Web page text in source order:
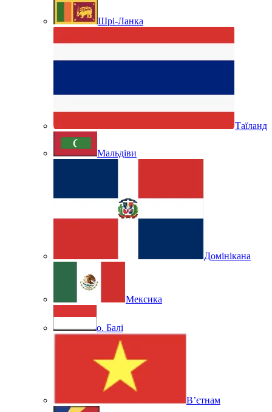
Шрі-Ланка
Таїланд
Мальдіви
Домінікана
Мексика
о. Балі
В’єтнам